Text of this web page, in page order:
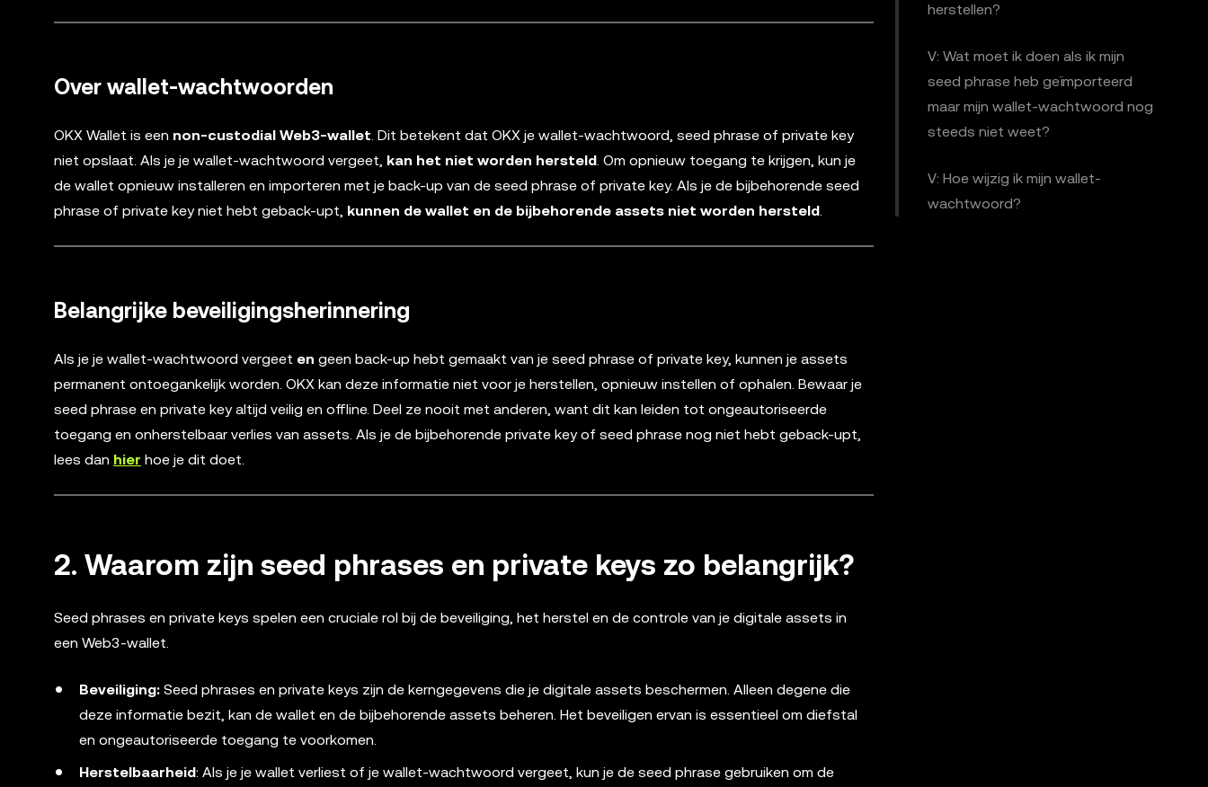
Over wallet-wachtwoorden
OKX Wallet is een non-custodial Web3-wallet. Dit betekent dat OKX je wallet-wachtwoord, seed phrase of private key
niet opslaat. Als je je wallet-wachtwoord vergeet, kan het niet worden hersteld. Om opnieuw toegang te krijgen, kun je
de wallet opnieuw installeren en importeren met je back-up van de seed phrase of private key. Als je de bijbehorende seed
phrase of private key niet hebt geback-upt, kunnen de wallet en de bijbehorende assets niet worden hersteld.
Belangrijke beveiligingsherinnering
Als je je wallet-wachtwoord vergeet en geen back-up hebt gemaakt van je seed phrase of private key, kunnen je assets
permanent ontoegankelijk worden. OKX kan deze informatie niet voor je herstellen, opnieuw instellen of ophalen. Bewaar je
seed phrase en private key altijd veilig en offline. Deel ze nooit met anderen, want dit kan leiden tot ongeautoriseerde
toegang en onherstelbaar verlies van assets. Als je de bijbehorende private key of seed phrase nog niet hebt geback-upt,
lees dan hier hoe je dit doet.
2. Waarom zijn seed phrases en private keys zo belangrijk?
Seed phrases en private keys spelen een cruciale rol bij de beveiliging, het herstel en de controle van je digitale assets in
een Web3-wallet.
Beveiliging: Seed phrases en private keys zijn de kerngegevens die je digitale assets beschermen. Alleen degene die
deze informatie bezit, kan de wallet en de bijbehorende assets beheren. Het beveiligen ervan is essentieel om diefstal
en ongeautoriseerde toegang te voorkomen.
Herstelbaarheid: Als je je wallet verliest of je wallet-wachtwoord vergeet, kun je de seed phrase gebruiken om de
herstellen?
V: Wat moet ik doen als ik mijn
seed phrase heb geïmporteerd
maar mijn wallet-wachtwoord nog
steeds niet weet?
V: Hoe wijzig ik mijn wallet-
wachtwoord?